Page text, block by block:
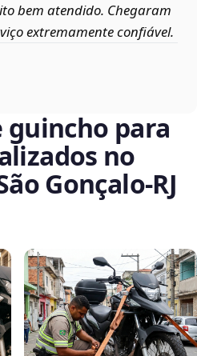
bem atendido. Chegaram
extremamente confiável.
guincho para
no
Gonçalo‑RJ